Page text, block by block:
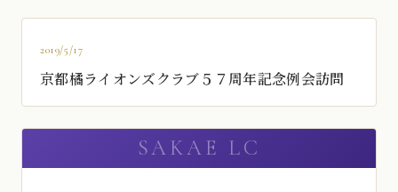
2019/5/17
京都橘ライオンズクラブ５７周年記念例会訪問